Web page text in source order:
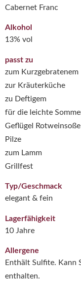
Cabernet Franc
Alkohol
13% vol
passt zu
zum Kurzgebratenem
zur Kräuterküche
zu Deftigem
für die leichte
Geflügel Rotweinsoße
Pilze
zum Lamm
Grillfest
Typ/Geschmack
elegant & fein
Lagerfähigkeit
10 Jahre
Allergene
Enthält Sulfite. Kann
enthalten.